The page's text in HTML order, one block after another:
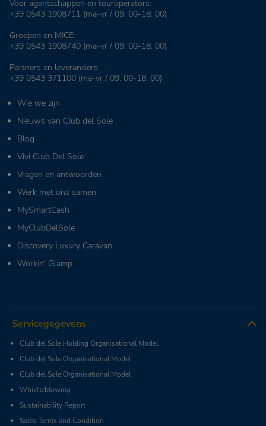
Voor agentschappen en touroperators:
+39 0543 1908711 (ma-vr / 09: 00-18: 00)
Groepen en MICE:
+39 0543 1908740 (ma-vr / 09: 00-18: 00)
Partners en leveranciers:
+39 0543 371100 (ma-vr / 09: 00-18: 00)
Wie we zijn
Nieuws van Club del Sole
Blog
Vivi Club Del Sole
Vragen en antwoorden
Werk met ons samen
MySmartCash
MyClubDelSole
Discovery Luxury Caravan
Workin' Glamp
Servicegegevens
Club del Sole Holding Organisational Model
Club del Sole Organisational Model
Club del Sole Organisational Model
Whistleblowing
Sustainability Report
Sales Terms and Condition